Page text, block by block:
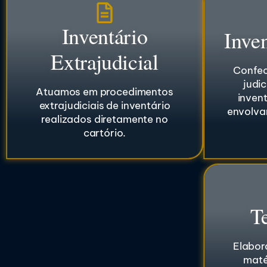
Inventário
Extrajudicial
Atuamos em procedimentos
extrajudiciais de inventário
realizados diretamente no
cartório.